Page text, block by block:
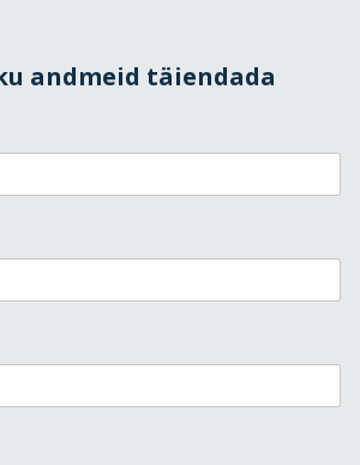
andmeid täiendada